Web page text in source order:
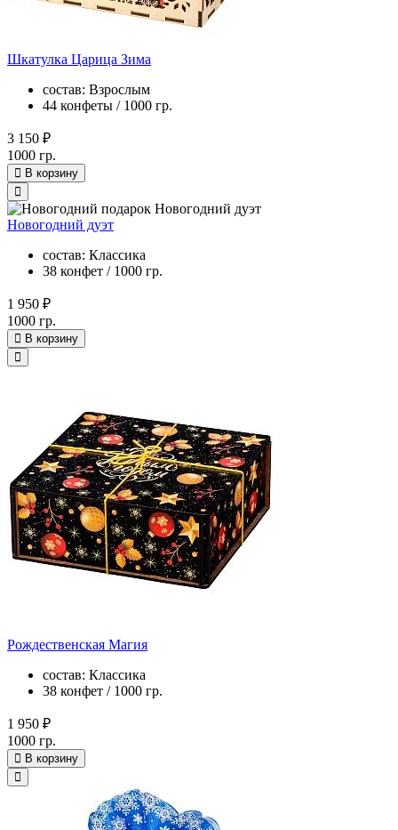
Шкатулка Царица Зима
состав: Взрослым
44 конфеты / 1000 гр.
3 150 ₽
1000 гр.
В корзину
Новогодний дуэт
состав: Классика
38 конфет / 1000 гр.
1 950 ₽
1000 гр.
В корзину
Рождественская Магия
состав: Классика
38 конфет / 1000 гр.
1 950 ₽
1000 гр.
В корзину